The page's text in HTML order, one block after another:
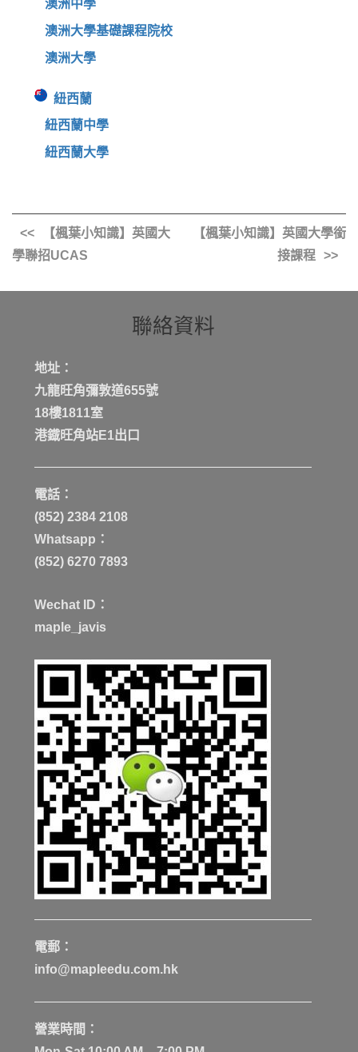
澳洲中學
澳洲大學基礎課程院校
澳洲大學
紐西蘭
紐西蘭中學
紐西蘭大學
【楓葉小知識】英國大
學聯招UCAS
【楓葉小知識】英國大學銜
接課程
聯絡資料
地址：
九龍旺角彌敦道655號
18樓1811室
港鐡旺角站E1出口
電話：
(852) 2384 2108
Whatsapp：
(852) 6270 7893
Wechat ID：
maple_javis
電郵：
info@mapleedu.com.hk
營業時間：